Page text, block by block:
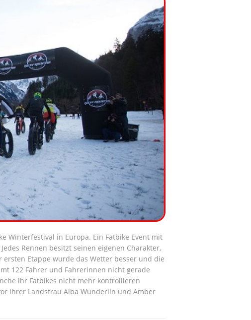
Winterfestival in Europa. Ein Fatbike Event mit
Rennen besitzt seinen eigenen Charakter,
Etappe wurde das Wetter besser und die
122 Fahrer und Fahrerinnen nicht gerade
ihr Fatbikes nicht mehr kontrollieren
ihrer Landsfrau Alba Wunderlin und Amber